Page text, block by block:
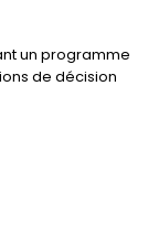
un programme
de décision